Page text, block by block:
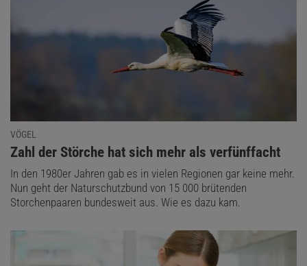
VÖGEL
:
Zahl der Störche hat sich mehr als verfünffacht
In den 1980er Jahren gab es in vielen Regionen gar keine mehr.
Nun geht der Naturschutzbund von 15 000 brütenden
Storchenpaaren bundesweit aus. Wie es dazu kam.